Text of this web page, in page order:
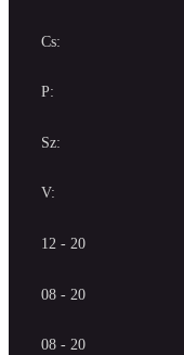
Cs:
P:
Sz:
V:
12 - 20
08 - 20
08 - 20